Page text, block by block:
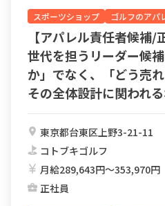
スポーツショップ ゴルフのアパ
【アパレル責任者候
世代を担うリーダー候
か」でなく、「どう売
その全体設計に関われ
東京都台東区上野3-21-11
コトブキゴルフ
月給289,643円〜353,970円
正社員